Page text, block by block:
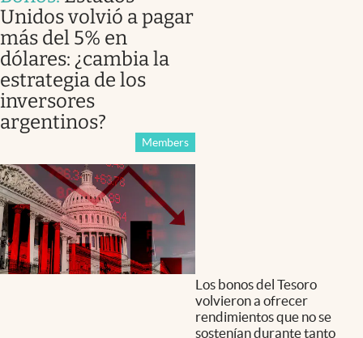
Unidos volvió a pagar
más del 5% en
dólares: ¿cambia la
estrategia de los
inversores
argentinos?
Members
Los bonos del Tesoro
volvieron a ofrecer
rendimientos que no se
sostenían durante tanto